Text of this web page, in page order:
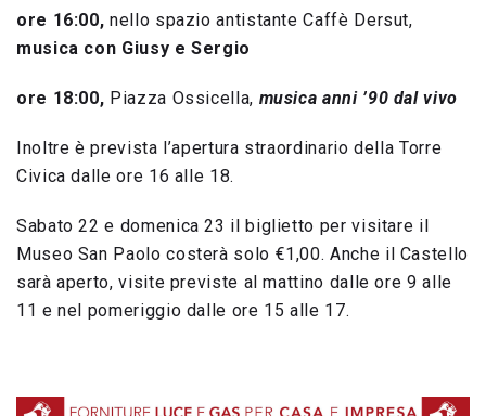
ore 16:00,nello spazio antistante Caffè Dersut,
musica con Giusy e Sergio
ore 18:00, Piazza Ossicella, musica anni ’90 dal vivo
Inoltre è prevista l’apertura straordinario della Torre
Civica dalle ore 16 alle 18.
Sabato 22 e domenica 23 il biglietto per visitare il
Museo San Paolo costerà solo €1,00. Anche il Castello
sarà aperto, visite previste al mattino dalle ore 9 alle
11 e nel pomeriggio dalle ore 15 alle 17.